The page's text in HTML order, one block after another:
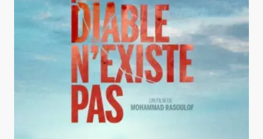
Le Diable n'existe pas